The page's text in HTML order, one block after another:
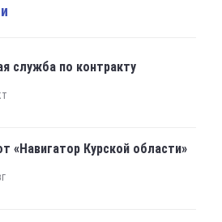
служба по контракту
«Навигатор Курской области»